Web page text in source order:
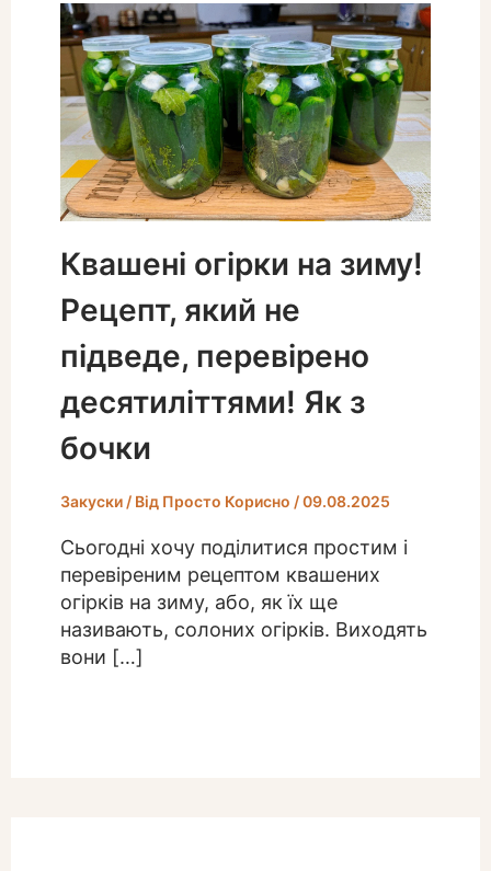
Квашені огірки на зиму!
Рецепт, який не
підведе, перевірено
десятиліттями! Як з
бочки
Закуски/ Від Просто Корисно /09.08.2025
Сьогодні хочу поділитися простим і
перевіреним рецептом квашених
огірків на зиму, або, як їх ще
називають, солоних огірків. Виходять
вони […]